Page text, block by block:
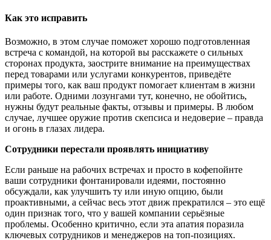
Как это исправить
Возможно, в этом случае поможет хорошо подготовленная
встреча с командой, на которой вы расскажете о сильных
сторонах продукта, заострите внимание на преимуществах
перед товарами или услугами конкурентов, приведёте
примеры того, как ваш продукт помогает клиентам в жизни
или работе. Одними лозунгами тут, конечно, не обойтись,
нужны будут реальные факты, отзывы и примеры. В любом
случае, лучшее оружие против скепсиса и недоверие – правда
и огонь в глазах лидера.
Сотрудники перестали проявлять инициативу
Если раньше на рабочих встречах и просто в кофепойнте
ваши сотрудники фонтанировали идеями, постоянно
обсуждали, как улучшить ту или иную опцию, были
проактивными, а сейчас весь этот движ прекратился – это ещё
один признак того, что у вашей компании серьёзные
проблемы. Особенно критично, если эта апатия поразила
ключевых сотрудников и менеджеров на топ-позициях.